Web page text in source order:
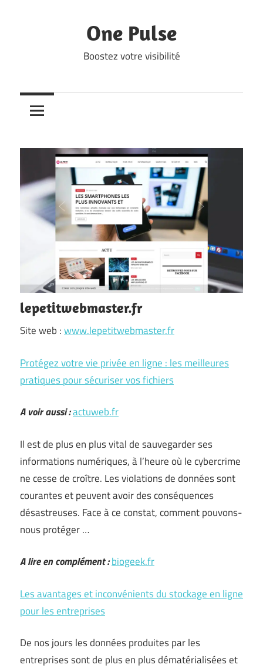
One Pulse
Boostez votre visibilité
lepetitwebmaster.fr
Site web :www.lepetitwebmaster.fr
Protégez votre vie privée en ligne : les meilleures
pratiques pour sécuriser vos fichiers
A voir aussi :actuweb.fr
Il est de plus en plus vital de sauvegarder ses
informations numériques, à l’heure où le cybercrime
ne cesse de croître. Les violations de données sont
courantes et peuvent avoir des conséquences
désastreuses. Face à ce constat, comment pouvons-
nous protéger …
A lire en complément :biogeek.fr
Les avantages et inconvénients du stockage en ligne
pour les entreprises
De nos jours les données produites par les
entreprises sont de plus en plus dématérialisées et